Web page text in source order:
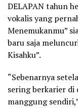
DELAPAN tahun
vokalis yang
Menemukanmu”
baru saja
Kisahku”.
“Sebenarnya
sering berkarier di
manggung